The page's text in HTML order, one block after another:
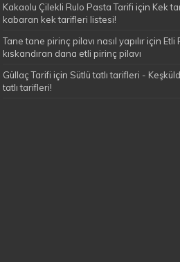
Kakaolu Çilekli Rulo Pasta Tarifi için Kek
kabaran kek tarifleri listesi!
Tane tane pirinç pilavı nasıl yapılır için Etli
kıskandıran dana etli pirinç pilavı
Güllaç Tarifi için Sütlü tatlı tarifleri -
tatlı tarifleri!